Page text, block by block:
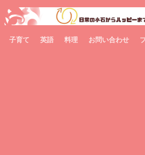
子育て 英語 料理 お問い合わせ